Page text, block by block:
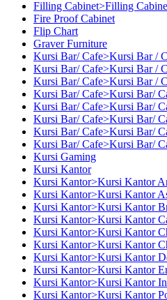
Filling Cabinet>Filling
Fire Proof Cabinet
Flip Chart
Graver Furniture
Kursi Bar/ Cafe>Kursi Bar /
Kursi Bar/ Cafe>Kursi Bar /
Kursi Bar/ Cafe>Kursi Bar /
Kursi Bar/ Cafe>Kursi Bar/
Kursi Bar/ Cafe>Kursi Bar/
Kursi Bar/ Cafe>Kursi Bar/
Kursi Bar/ Cafe>Kursi Bar/
Kursi Bar/ Cafe>Kursi Bar/
Kursi Gaming
Kursi Kantor
Kursi Kantor>Kursi Kantor
Kursi Kantor>Kursi Kantor
Kursi Kantor>Kursi Kantor
Kursi Kantor>Kursi Kantor
Kursi Kantor>Kursi Kantor
Kursi Kantor>Kursi Kantor
Kursi Kantor>Kursi Kantor
Kursi Kantor>Kursi Kantor
Kursi Kantor>Kursi Kantor
Kursi Kantor>Kursi Kantor